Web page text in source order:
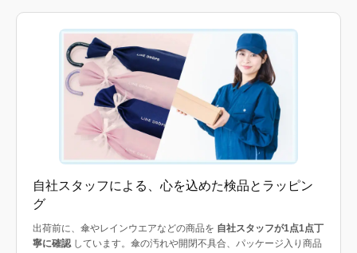
自社スタッフによる、心を込めた検品とラッピン
グ
出荷前に、傘やレインウエアなどの商品を 自社スタッフが1点1点丁
寧に確認しています。傘の汚れや開閉不具合、パッケージ入り商品